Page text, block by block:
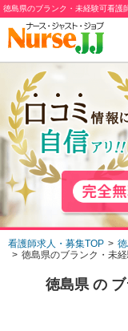
徳島県のブランク・未経験可看護
看護師求人・募集TOP
徳島県のブランク・未
徳島県の